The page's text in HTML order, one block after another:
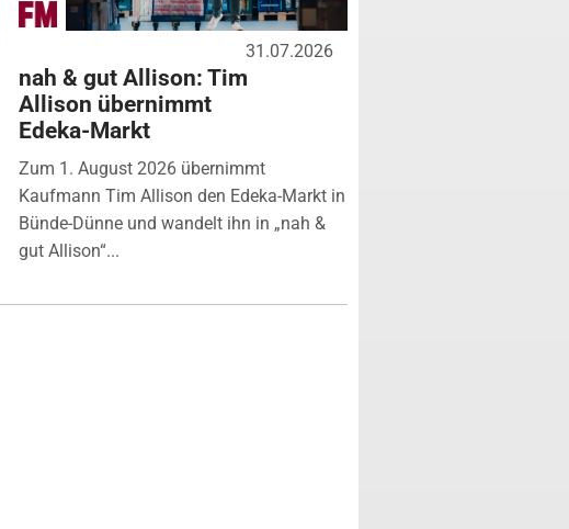
31.07.2026
nah & gut Allison: Tim
Allison übernimmt
Edeka-Markt
Zum 1. August 2026 übernimmt
Kaufmann Tim Allison den Edeka-Markt in
Bünde-Dünne und wandelt ihn in „nah &
gut Allison“...